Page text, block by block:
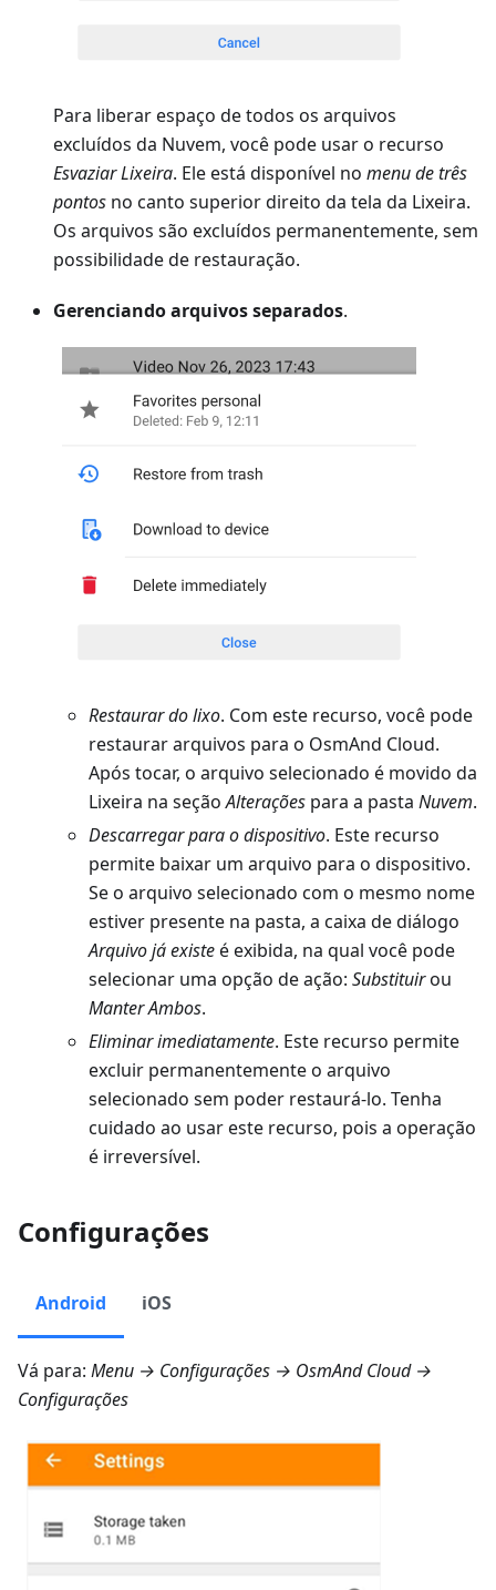
Para liberar espaço de todos os arquivos
excluídos da Nuvem, você pode usar o recurso
Esvaziar Lixeira. Ele está disponível no menu de três
pontos no canto superior direito da tela da Lixeira.
Os arquivos são excluídos permanentemente, sem
possibilidade de restauração.
Gerenciando arquivos separados.
Restaurar do lixo. Com este recurso, você pode
restaurar arquivos para o OsmAnd Cloud.
Após tocar, o arquivo selecionado é movido da
Lixeira na seçãoAlterações para a pasta Nuvem.
Descarregar para o dispositivo. Este recurso
permite baixar um arquivo para o dispositivo.
Se o arquivo selecionado com o mesmo nome
estiver presente na pasta, a caixa de diálogo
Arquivo já existeé exibida, na qual você pode
selecionar uma opção de ação: Substituirou
Manter Ambos.
Eliminar imediatamente. Este recurso permite
excluir permanentemente o arquivo
selecionado sem poder restaurá-lo. Tenha
cuidado ao usar este recurso, pois a operação
é irreversível.
Configurações
Android iOS
Vá para: Menu → Configurações → OsmAnd Cloud →
Configurações